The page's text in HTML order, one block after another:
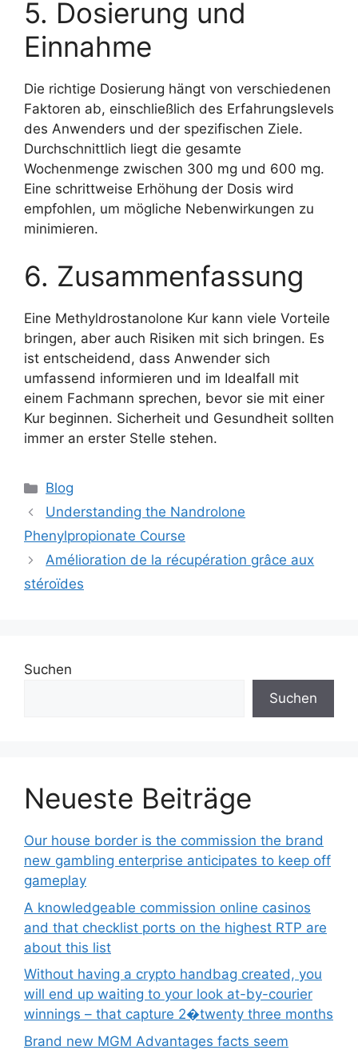
5. Dosierung und
Einnahme
Die richtige Dosierung hängt von verschiedenen
Faktoren ab, einschließlich des Erfahrungslevels
des Anwenders und der spezifischen Ziele.
Durchschnittlich liegt die gesamte
Wochenmenge zwischen 300 mg und 600 mg.
Eine schrittweise Erhöhung der Dosis wird
empfohlen, um mögliche Nebenwirkungen zu
minimieren.
6. Zusammenfassung
Eine Methyldrostanolone Kur kann viele Vorteile
bringen, aber auch Risiken mit sich bringen. Es
ist entscheidend, dass Anwender sich
umfassend informieren und im Idealfall mit
einem Fachmann sprechen, bevor sie mit einer
Kur beginnen. Sicherheit und Gesundheit sollten
immer an erster Stelle stehen.
Blog
Understanding the Nandrolone
Phenylpropionate Course
Amélioration de la récupération grâce aux
stéroïdes
Suchen
Suchen
Neueste Beiträge
Our house border is the commission the brand
new gambling enterprise anticipates to keep off
gameplay
A knowledgeable commission online casinos
and that checklist ports on the highest RTP are
about this list
Without having a crypto handbag created, you
will end up waiting to your look at-by-courier
winnings – that capture 2�twenty three months
Brand new MGM Advantages facts seem